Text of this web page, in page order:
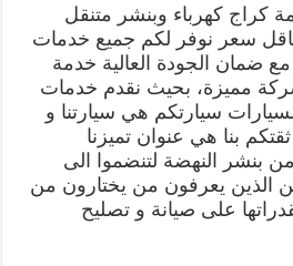
كراج كهرباء وبنشر متنقل
سعر نوفر لكم جميع خدمات
ضمان الجودة العالية خدمة
مميزة، بحيث نقدم خدمات
سيارتكم هي سيارتنا و
بنا هي عنوان تميزنا
بنشر النهضة لتنضموا الى
الذين يعرفون من يختارون من
على صيانة و تصليح